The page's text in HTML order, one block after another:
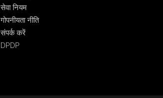
सेवा नियम
गोपनीयता नीति
संपर्क करें
DPDP